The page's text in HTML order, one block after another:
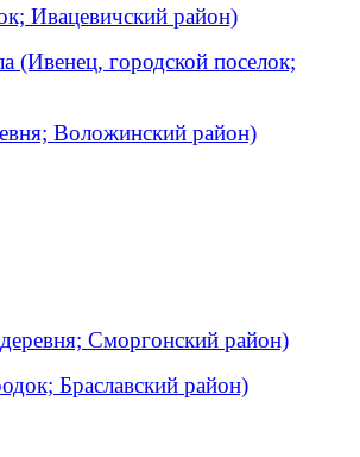
Ивацевичский район)
(Ивенец, городской поселок;
Воложинский район)
Сморгонский район)
Браславский район)